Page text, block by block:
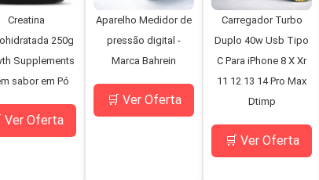
Creatina
250g
Supplements
sabor em Pó
Ver Oferta
Aparelho Medidor de
pressão digital -
Marca Bahrein
🛒 Ver Oferta
Carregador Turbo
Duplo 40w Usb Tipo
C Para iPhone 8 X Xr
11 12 13 14 Pro Max
Dtimp
🛒 Ver Oferta